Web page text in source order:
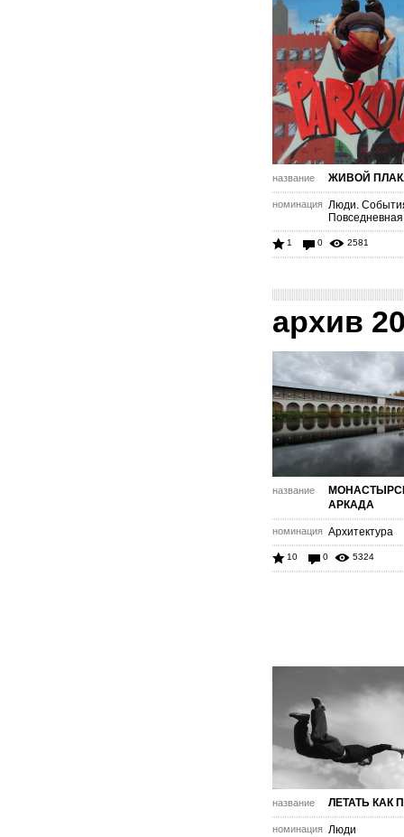
название ЖИВОЙ
номинация Люди.
1 0 2581
архив
название
АРКАДА
номинация Архитектура
10 0 5324
название ЛЕТАТЬ КАК
номинация Люди